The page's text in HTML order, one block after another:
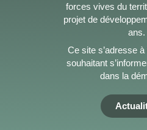
forces vives du
projet de
ans.
Ce site s’adresse
souhaitant
dans la